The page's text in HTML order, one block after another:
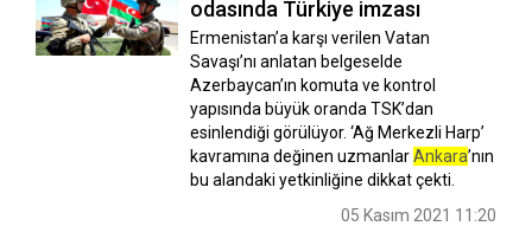
odasında Türkiye imzası
Ermenistan’a karşı verilen Vatan
Savaşı’nı anlatan belgeselde
Azerbaycan’ın komuta ve kontrol
yapısında büyük oranda TSK’dan
esinlendiği görülüyor. ‘Ağ Merkezli Harp’
kavramına değinen uzmanlarAnkara’nın
bu alandaki yetkinliğine dikkat çekti.
05 Kasım 2021 11:20